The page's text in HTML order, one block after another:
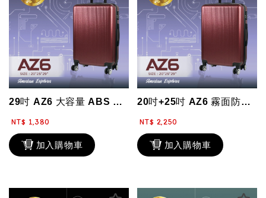
29吋 AZ6 大容量 ABS 飛機輪 行李箱 霧面防刮 旅行箱 輕量 拉桿箱 ...
NT$ 1,380
加入購物車
20吋+25吋 AZ6 霧面防刮 雙排輪 行李箱 大容量 輕量 終身保修 硬殼箱...
NT$ 2,250
加入購物車